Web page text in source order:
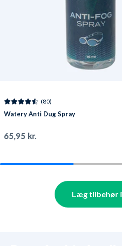
(80)
Watery Anti Dug Spray
65,95 kr.
Læg tilbehør